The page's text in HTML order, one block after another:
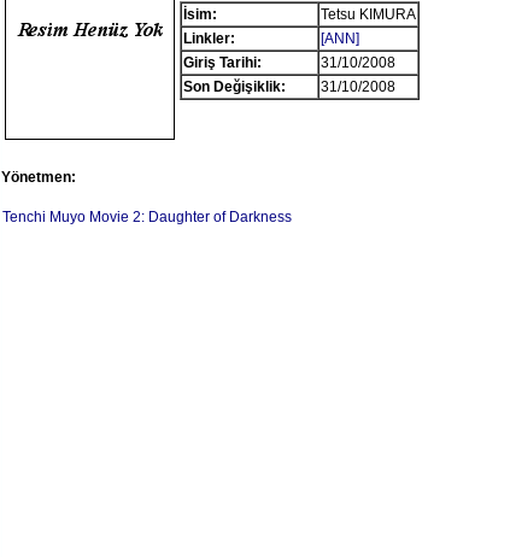
İsim:
Tetsu KIMURA
Linkler:
[ANN]
Giriş Tarihi:
31/10/2008
Son Değişiklik:
31/10/2008
Yönetmen:
Tenchi Muyo Movie 2: Daughter of Darkness